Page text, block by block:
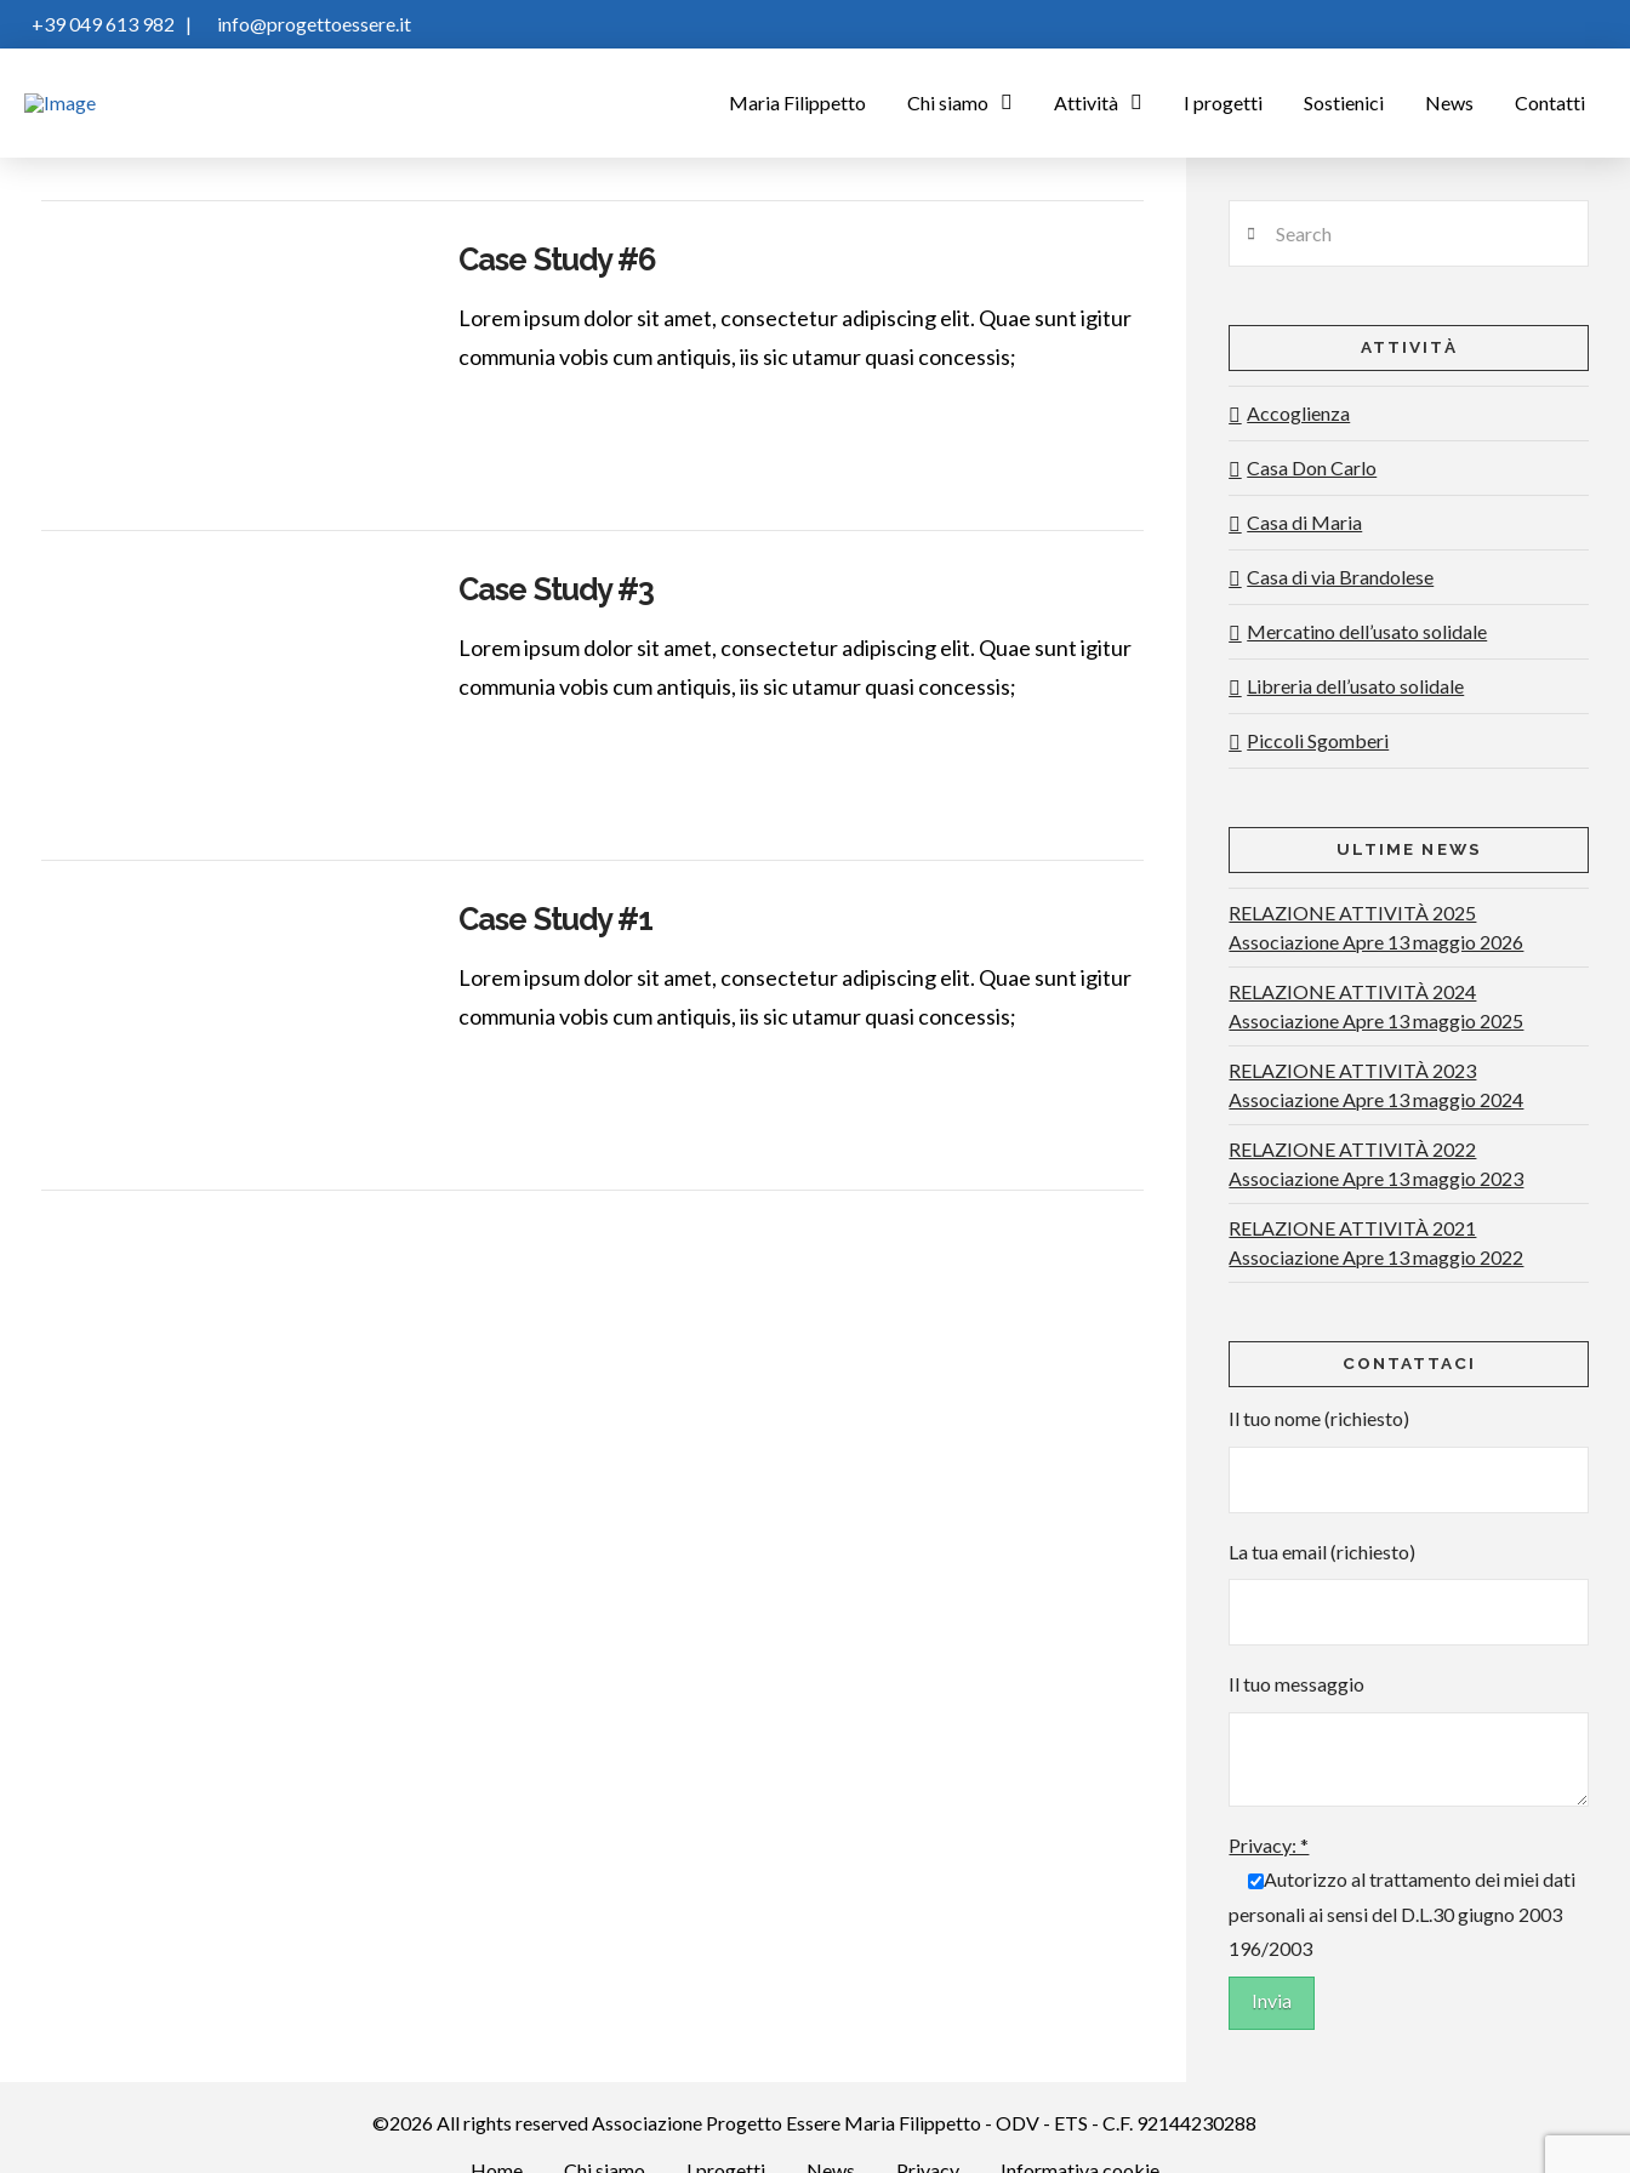
+39 049 613 982 | info@progettoessere.it
Maria Filippetto Chi siamo Attività I progetti Sostienici News Contatti
Case Study #6
Lorem ipsum dolor sit amet, consectetur adipiscing elit. Quae sunt igitur
communia vobis cum antiquis, iis sic utamur quasi concessis;
Case Study #3
Lorem ipsum dolor sit amet, consectetur adipiscing elit. Quae sunt igitur
communia vobis cum antiquis, iis sic utamur quasi concessis;
Case Study #1
Lorem ipsum dolor sit amet, consectetur adipiscing elit. Quae sunt igitur
communia vobis cum antiquis, iis sic utamur quasi concessis;
ATTIVITÀ
Accoglienza
Casa Don Carlo
Casa di Maria
Casa di via Brandolese
Mercatino dell’usato solidale
Libreria dell’usato solidale
Piccoli Sgomberi
ULTIME NEWS
RELAZIONE ATTIVITÀ 2025
Associazione Apre 13 maggio 2026
RELAZIONE ATTIVITÀ 2024
Associazione Apre 13 maggio 2025
RELAZIONE ATTIVITÀ 2023
Associazione Apre 13 maggio 2024
RELAZIONE ATTIVITÀ 2022
Associazione Apre 13 maggio 2023
RELAZIONE ATTIVITÀ 2021
Associazione Apre 13 maggio 2022
CONTATTACI
Il tuo nome (richiesto)
La tua email (richiesto)
Il tuo messaggio
Privacy: *
Autorizzo al trattamento dei miei dati
personali ai sensi del D.L.30 giugno 2003
196/2003
©2026 All rights reserved Associazione Progetto Essere Maria Filippetto - ODV - ETS - C.F. 92144230288